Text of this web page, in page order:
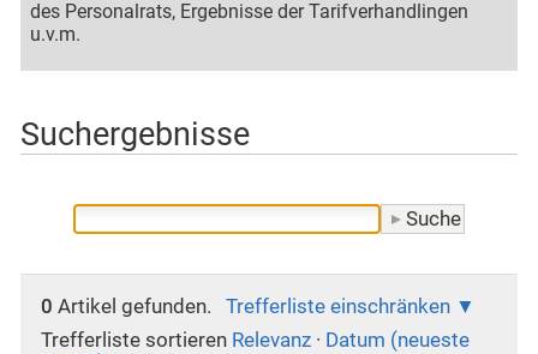
des Personalrats, Ergebnisse der Tarifverhandlingen
u.v.m.
Suchergebnisse
0 Artikel gefunden.
Trefferliste einschränken
Trefferliste sortieren Relevanz · Datum (neueste